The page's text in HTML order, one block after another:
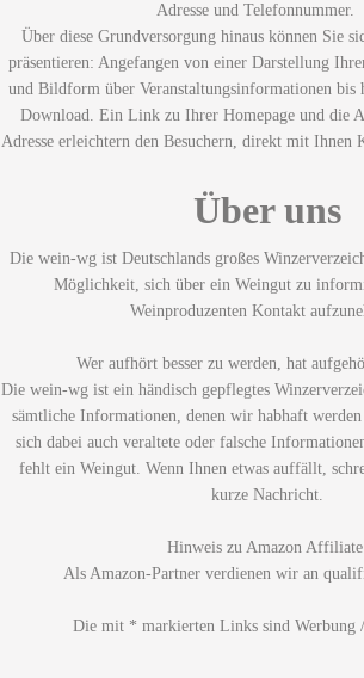
Adresse und Telefonnummer.
Über diese Grundversorgung hinaus können Sie
präsentieren: Angefangen von einer Darstellung
und Bildform über Veranstaltungsinformationen bis
Download. Ein Link zu Ihrer Homepage und die
Adresse erleichtern den Besuchern, direkt mit Ihnen
Über uns
Die wein-wg ist Deutschlands großes
Möglichkeit, sich über ein Weingut zu
Weinproduzenten Kontakt
Wer aufhört besser zu werden, hat
Die wein-wg ist ein händisch gepflegtes
sämtliche Informationen, denen wir habhaft
sich dabei auch veraltete oder falsche
fehlt ein Weingut. Wenn Ihnen etwas auffällt,
kurze Nachricht.
Hinweis zu Amazon
Als Amazon-Partner verdienen wir an
Die mit * markierten Links sind